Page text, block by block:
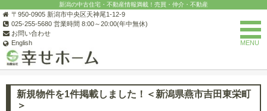
新潟の中古住宅・不動産情報満載！売買・仲介・不動産
〒950-0905 新潟市中央区天神尾1-12-9
025-255-5680 営業時間 8:00～20:00(年中無休)
お問い合わせ
English
MENU
(有)幸せホーム お知らせ一覧
新規物件を1件掲載しました！＜新潟県燕市吉田東栄町
＞